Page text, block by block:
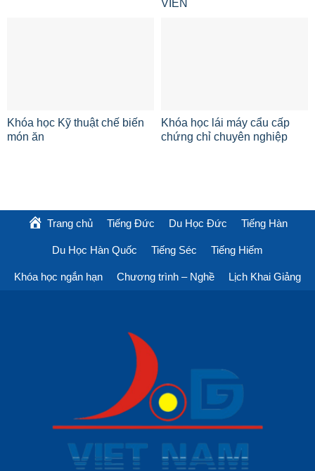
VIÊN
Khóa học Kỹ thuật chế biến
món ăn
Khóa học lái máy cẩu cấp
chứng chỉ chuyên nghiệp
Trang chủ Tiếng Đức Du Học Đức Tiếng Hàn
Du Học Hàn Quốc Tiếng Séc Tiếng Hiếm
Khóa học ngắn hạn Chương trình – Nghề Lịch Khai Giảng